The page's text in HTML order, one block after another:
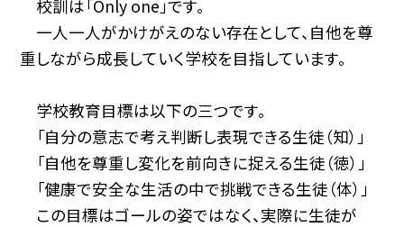
校訓は「Only one」です。
一人一人がかけがえのない存在として、自他を尊
重しながら成長していく学校を目指しています。
学校教育目標は以下の三つです。
「自分の意志で考え判断し表現できる生徒（知）」
「自他を尊重し変化を前向きに捉える生徒（徳）」
「健康で安全な生活の中で挑戦できる生徒（体）」
この目標はゴールの姿ではなく、実際に生徒が